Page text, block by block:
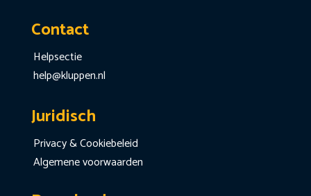
Contact
Helpsectie
help@kluppen.nl
Juridisch
Privacy & Cookiebeleid
Algemene voorwaarden